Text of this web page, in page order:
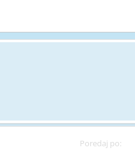
Poredaj po: